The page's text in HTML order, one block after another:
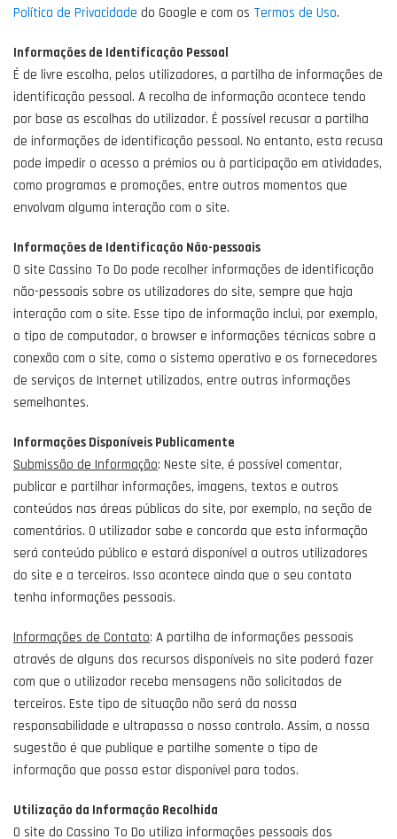
Política de Privacidade do Google e com os Termos de Uso.
Informações de Identificação Pessoal
É de livre escolha, pelos utilizadores, a partilha de informações de
identificação pessoal. A recolha de informação acontece tendo
por base as escolhas do utilizador. É possível recusar a partilha
de informações de identificação pessoal. No entanto, esta recusa
pode impedir o acesso a prémios ou à participação em atividades,
como programas e promoções, entre outros momentos que
envolvam alguma interação com o site.
Informações de Identificação Não-pessoais
O site Cassino To Do pode recolher informações de identificação
não-pessoais sobre os utilizadores do site, sempre que haja
interação com o site. Esse tipo de informação inclui, por exemplo,
o tipo de computador, o browser e informações técnicas sobre a
conexão com o site, como o sistema operativo e os fornecedores
de serviços de Internet utilizados, entre outras informações
semelhantes.
Informações Disponíveis Publicamente
Submissão de Informação: Neste site, é possível comentar,
publicar e partilhar informações, imagens, textos e outros
conteúdos nas áreas públicas do site, por exemplo, na seção de
comentários. O utilizador sabe e concorda que esta informação
será conteúdo público e estará disponível a outros utilizadores
do site e a terceiros. Isso acontece ainda que o seu contato
tenha informações pessoais.
Informações de Contato: A partilha de informações pessoais
através de alguns dos recursos disponíveis no site poderá fazer
com que o utilizador receba mensagens não solicitadas de
terceiros. Este tipo de situação não será da nossa
responsabilidade e ultrapassa o nosso controlo. Assim, a nossa
sugestão é que publique e partilhe somente o tipo de
informação que possa estar disponível para todos.
Utilização da Informação Recolhida
O site do Cassino To Do utiliza informações pessoais dos